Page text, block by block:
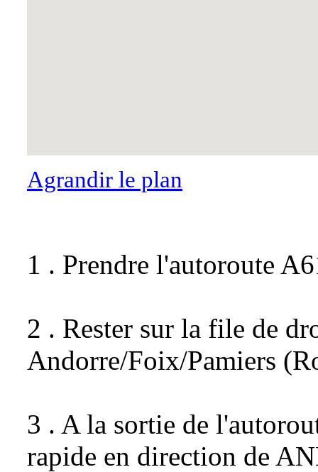
Agrandir le plan
1 . Prendre l'autoroute
2 . Rester sur la file de
Andorre/Foix/Pamiers
3 . A la sortie de
rapide en direction de